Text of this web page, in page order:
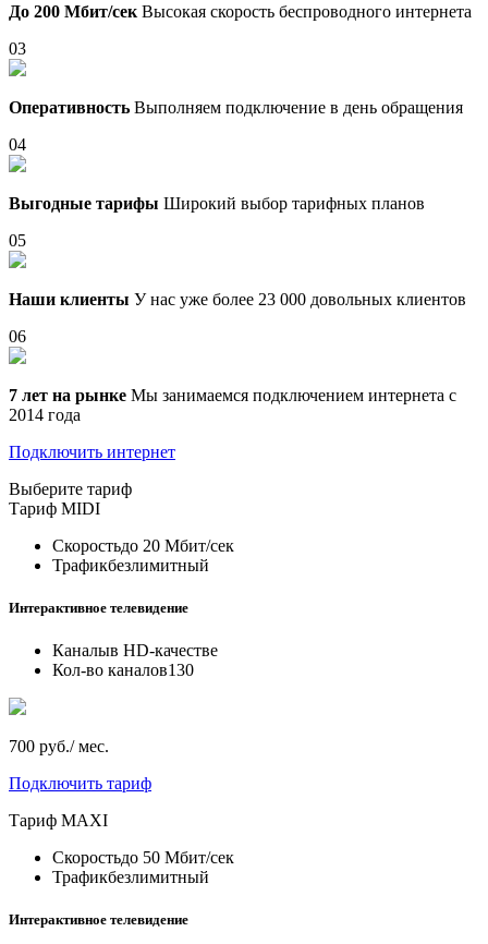
До 200 Мбит/сек Высокая скорость беспроводного интернета
03
Оперативность Выполняем подключение в день обращения
04
Выгодные тарифы Широкий выбор тарифных планов
05
Наши клиенты У нас уже более 23 000 довольных клиентов
06
7 лет на рынке Мы занимаемся подключением интернета с
2014 года
Подключить интернет
Выберите тариф
Тариф MIDI
Скоростьдо 20 Мбит/сек
Трафикбезлимитный
Интерактивное телевидение
Каналыв HD-качестве
Кол-во каналов130
700 руб./ мес.
Подключить тариф
Тариф MAXI
Скоростьдо 50 Мбит/сек
Трафикбезлимитный
Интерактивное телевидение